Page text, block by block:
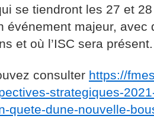
se tiendront les 27 et
événement majeur,
et où l’ISC sera
consulter https://
strategiques-
quete-dune-nouvelle-